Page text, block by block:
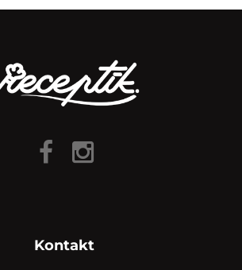
Kontakt